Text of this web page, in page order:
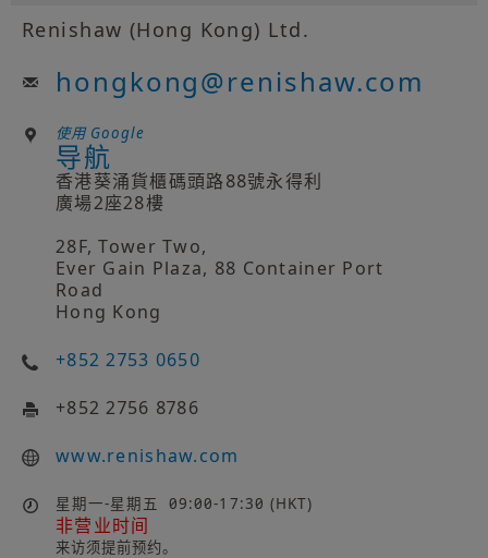
Renishaw (Hong Kong) Ltd.
hongkong@renishaw.com
使用 Google
导航
香港葵涌貨櫃碼頭路88號永得利
廣場2座28樓
28F, Tower Two,
Ever Gain Plaza, 88 Container Port
Road
Hong Kong
+852 2753 0650
+852 2756 8786
www.renishaw.com
星期一-星期五 09:00-17:30 (HKT)
非营业时间
来访须提前预约。